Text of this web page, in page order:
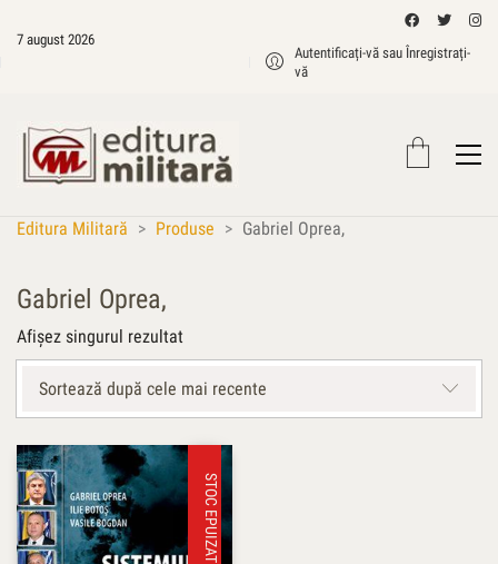
7 august 2026
Autentificați-vă sau Înregistrați-
vă
Editura Militară > Produse > Gabriel Oprea,
Gabriel Oprea,
Afișez singurul rezultat
Sortează după cele mai recente
STOC EPUIZAT